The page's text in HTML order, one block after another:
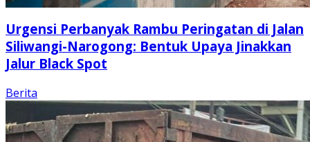
Urgensi Perbanyak Rambu Peringatan di Jalan
Siliwangi-Narogong: Bentuk Upaya Jinakkan
Jalur Black Spot
Berita